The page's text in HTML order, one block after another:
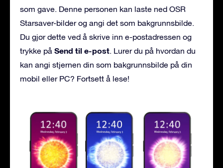
som gave. Denne personen kan laste ned OSR
Starsaver-bilder og angi det som bakgrunnsbilde.
Du gjør dette ved å skrive inn e-postadressen og
trykke på Send til e-post. Lurer du på hvordan du
kan angi stjernen din som bakgrunnsbilde på din
mobil eller PC? Fortsett å lese!